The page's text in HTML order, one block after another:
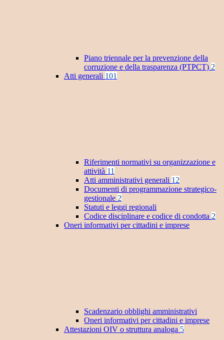
Piano triennale per la prevenzione della
corruzione e della trasparenza (PTPCT) 2
Atti generali 101
Riferimenti normativi su organizzazione e
attività 11
Atti amministrativi generali 12
Documenti di programmazione strategico-
gestionale 2
Statuti e leggi regionali
Codice disciplinare e codice di condotta 2
Oneri informativi per cittadini e imprese
Scadenzario obblighi amministrativi
Oneri informativi per cittadini e imprese
Attestazioni OIV o struttura analoga 5